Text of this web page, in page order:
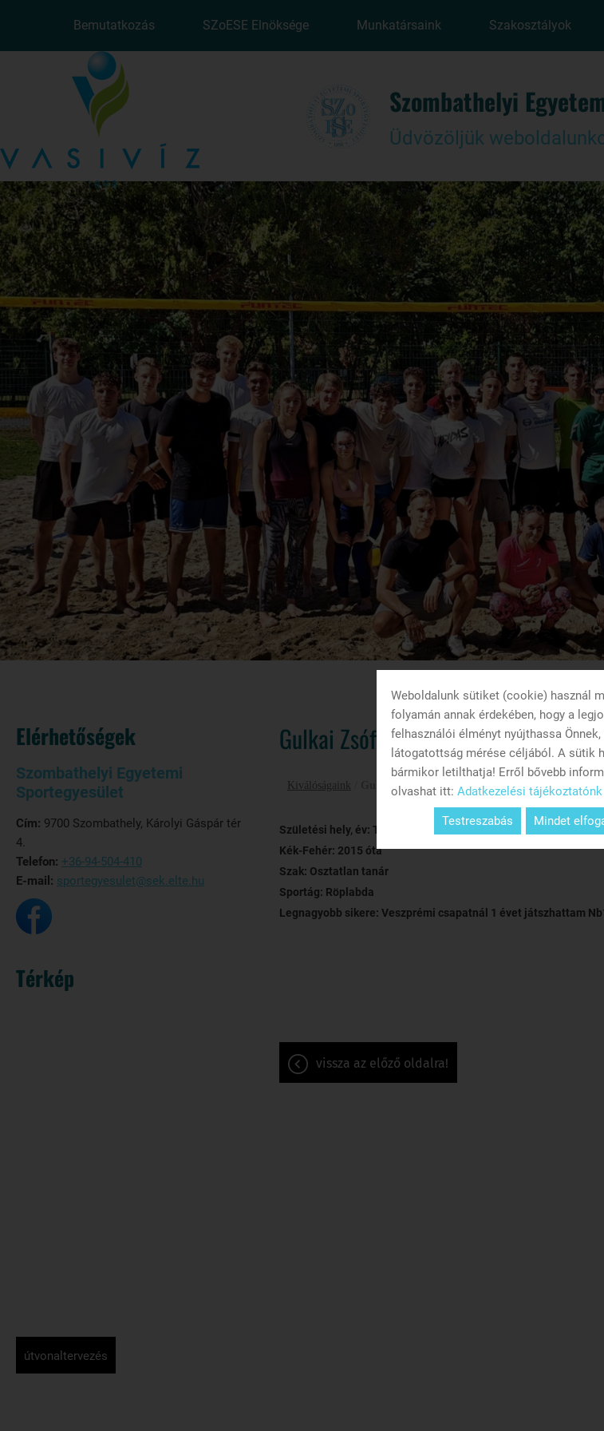
Bemutatkozás SZoESE Elnöksége Munkatársaink Szakosztályok
Szombathelyi
Üdvözöljük
Elérhetőségek
Szombathelyi Egyetemi
Sportegyesület
Cím: 9700 Szombathely, Károlyi Gáspár tér
4.
Telefon: +36-94-504-410
E-mail: sportegyesulet@sek.elte.hu
Térkép
útvonaltervezés
Gulkai Zsófia
Kiválóságaink Gulkai Zsófia
Születési hely, év: Tapolca, 1997.02.19.
Kék-Fehér: 2015 óta
Szak: Osztatlan tanár
Sportág: Röplabda
Legnagyobb sikere: Veszprémi csapatnál 1 évet játszhattam
vissza az előző oldalra!
Mindet
Testreszabás
Weboldalunk sütiket (cookie) használ
folyamán annak érdekében, hogy a
felhasználói élményt nyújthassa
látogatottság mérése céljából. A sütik
bármikor letilthatja! Erről bővebb
olvashat itt: Adatkezelési tájékoztatónk